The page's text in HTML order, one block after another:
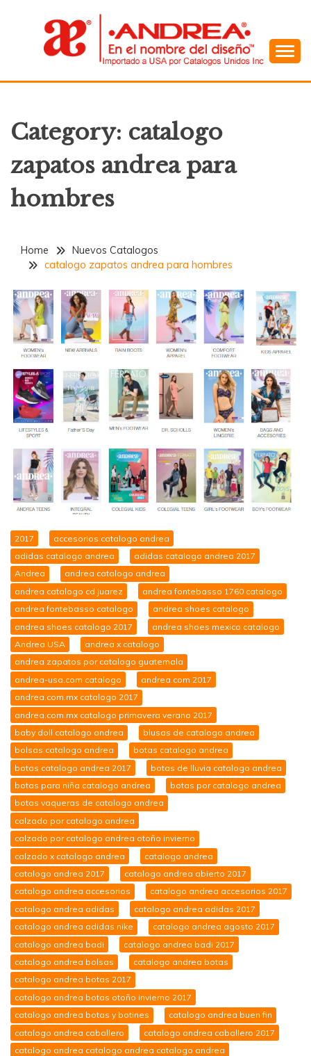
ANDREA
Category: catalogo
zapatos andrea para
hombres
Home
Nuevos Catalogos
catalogo zapatos andrea para hombres
2017
accesorios catalogo andrea
adidas catalogo andrea
adidas catalogo andrea 2017
Andrea
andrea catalogo andrea
andrea catalogo cd juarez
andrea fontebasso 1760 catalogo
andrea fontebasso catalogo
andrea shoes catalogo
andrea shoes catalogo 2017
andrea shoes mexico catalogo
Andrea USA
andrea x catalogo
andrea zapatos por catalogo guatemala
andrea-usa.com catalogo
andrea.com 2017
andrea.com.mx catalogo 2017
andrea.com.mx catalogo primavera verano 2017
baby doll catalogo andrea
blusas de catalogo andrea
bolsas catalogo andrea
botas catalogo andrea
botas catalogo andrea 2017
botas de lluvia catalogo andrea
botas para niña catalogo andrea
botas por catalogo andrea
botas vaqueras de catalogo andrea
calzado por catalogo andrea
calzado por catalogo andrea otoño invierno
calzado x catalogo andrea
catalogo andrea
catalogo andrea 2017
catalogo andrea abierto 2017
catalogo andrea accesorios
catalogo andrea accesorios 2017
catalogo andrea adidas
catalogo andrea adidas 2017
catalogo andrea adidas nike
catalogo andrea agosto 2017
catalogo andrea badi
catalogo andrea badi 2017
catalogo andrea bolsas
catalogo andrea botas
catalogo andrea botas 2017
catalogo andrea botas otoño invierno 2017
catalogo andrea botas y botines
catalogo andrea buen fin
catalogo andrea caballero
catalogo andrea caballero 2017
catalogo andrea catalogo andrea catalogo andrea